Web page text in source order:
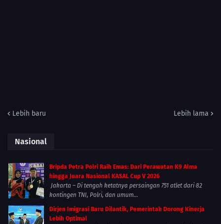
Lebih baru Lebih lama
Nasional
Bripda Petra Polri Raih Emas: Dari Perawatan K9 Alma
hingga Juara Nasional KASAL Cup V 2026
Jakarta – Di tengah ketatnya persaingan 751 atlet dari 82
kontingen TNI, Polri, dan umum...
Dirjen Imigrasi Baru Dilantik, Pemerintah Dorong Kinerja
Lebih Optimal